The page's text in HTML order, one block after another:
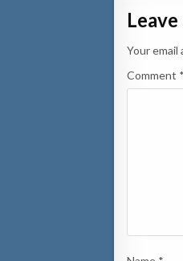
Your
Comment *